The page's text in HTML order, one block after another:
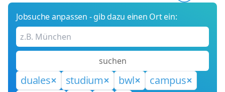
Jobsuche anpassen - gib dazu einen Ort ein:
suchen
duales studium bwl
campus